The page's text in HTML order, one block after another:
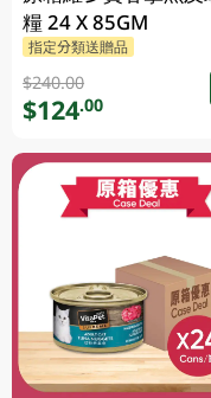
糧 24 X 85GM
指定分類送贈品
$240.00
$124.00